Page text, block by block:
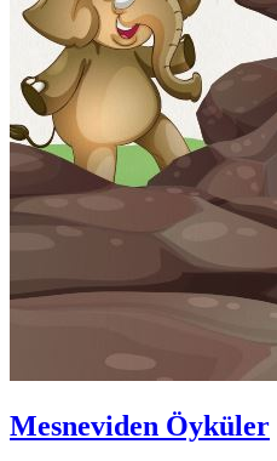
Mesneviden Öyküler